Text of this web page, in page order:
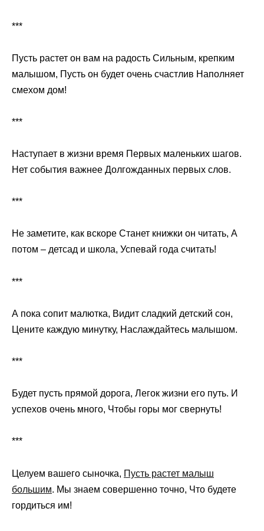
***
Пусть растет он вам на радость Сильным, крепким
малышом, Пусть он будет очень счастлив Наполняет
смехом дом!
***
Наступает в жизни время Первых маленьких шагов.
Нет события важнее Долгожданных первых слов.
***
Не заметите, как вскоре Станет книжки он читать, А
потом – детсад и школа, Успевай года считать!
***
А пока сопит малютка, Видит сладкий детский сон,
Цените каждую минутку, Наслаждайтесь малышом.
***
Будет пусть прямой дорога, Легок жизни его путь. И
успехов очень много, Чтобы горы мог свернуть!
***
Целуем вашего сыночка, Пусть растет малыш
большим. Мы знаем совершенно точно, Что будете
гордиться им!